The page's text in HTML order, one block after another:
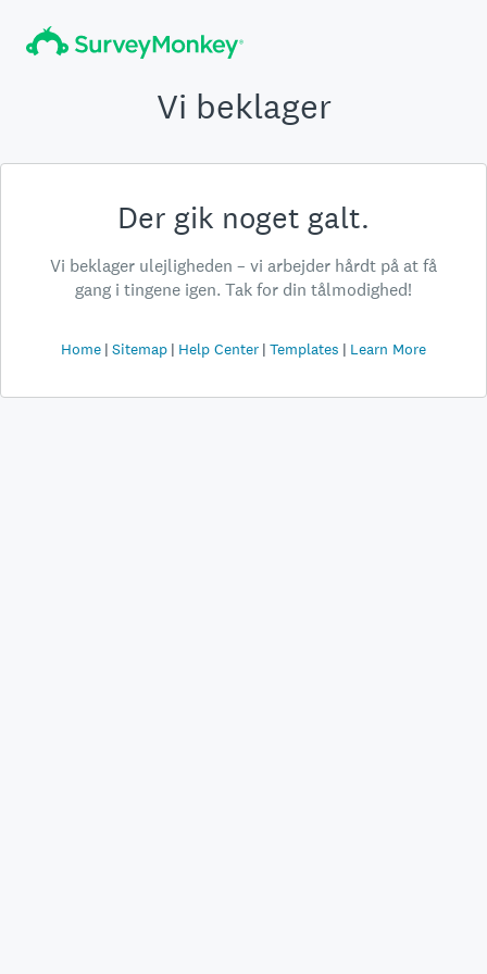
Vi beklager
Der gik noget galt.
Vi beklager ulejligheden – vi arbejder hårdt på at få
gang i tingene igen. Tak for din tålmodighed!
Home Sitemap Help Center Templates Learn More